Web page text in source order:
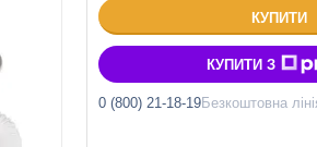
КУПИТИ
КУПИТИ З
0 (800) 21-18-19Безкоштовна